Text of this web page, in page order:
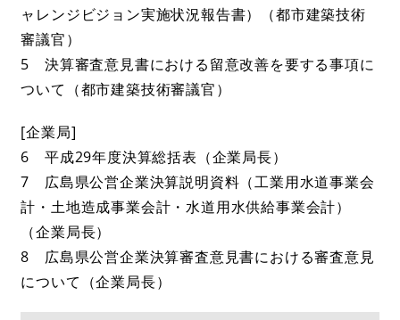
ャレンジビジョン実施状況報告書）（都市建築技術
審議官）
5 決算審査意見書における留意改善を要する事項に
ついて（都市建築技術審議官）
[企業局]
6 平成29年度決算総括表（企業局長）
7 広島県公営企業決算説明資料（工業用水道事業会
計・土地造成事業会計・水道用水供給事業会計）
（企業局長）
8 広島県公営企業決算審査意見書における審査意見
について（企業局長）